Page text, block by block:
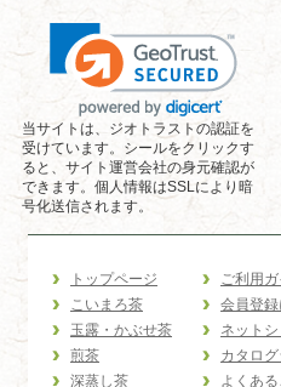
当サイトは、ジオトラストの認証を
受けています。シールをクリックす
ると、サイト運営会社の身元確認が
できます。個人情報はSSLにより暗
号化送信されます。
トップページ
こいまろ茶
玉露・かぶせ茶
煎茶
深蒸し茶
ご利用
会員登
ネット
カタロ
よくあ